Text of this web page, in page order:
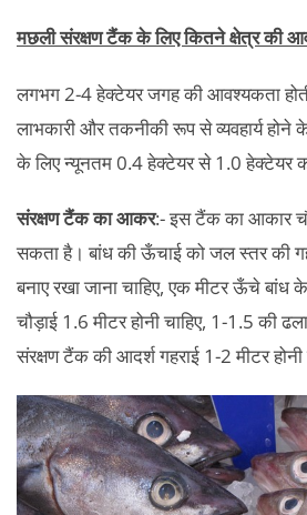
मछली संरक्षण टैंक के लिए कितने क्षेत्र की
लगभग 2-4 हेक्टेयर जगह की आवश्यकता
लाभकारी और तकनीकी रूप से व्यवहार्य
के लिए न्यूनतम 0.4 हेक्टेयर से 1.0 हेक्टेयर
संरक्षण टैंक का आकर:- इस टैंक का आकार
सकता है। बांध की ऊँचाई को जल स्तर की
बनाए रखा जाना चाहिए, एक मीटर ऊँचे बांध
चौड़ाई 1.6 मीटर होनी चाहिए, 1-1.5 की
संरक्षण टैंक की आदर्श गहराई 1-2 मीटर होनी